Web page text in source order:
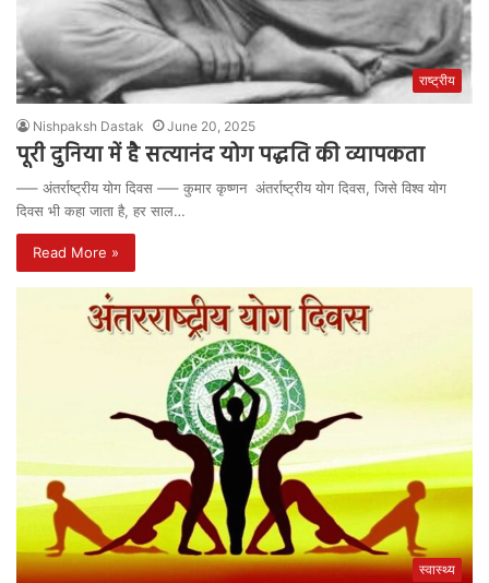
राष्ट्रीय
Nishpaksh Dastak June 20, 2025
पूरी दुनिया में है सत्यानंद योग पद्धति की व्यापकता
—– अंतर्राष्ट्रीय योग दिवस —– कुमार कृष्णन अंतर्राष्ट्रीय योग दिवस, जिसे विश्व योग
दिवस भी कहा जाता है, हर साल…
Read More »
स्वास्थ्य